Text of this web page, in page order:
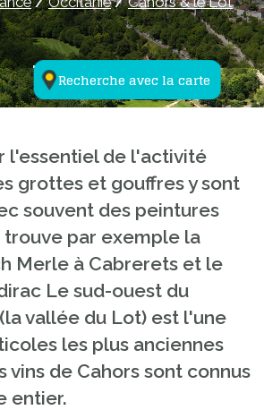
Recherche avec la carte
l'essentiel de l'activité
grottes et gouffres y sont
souvent des peintures
trouve par exemple la
Merle à Cabrerets et le
Le sud-ouest du
vallée du Lot) est l'une
les plus anciennes
vins de Cahors sont connus
entier.